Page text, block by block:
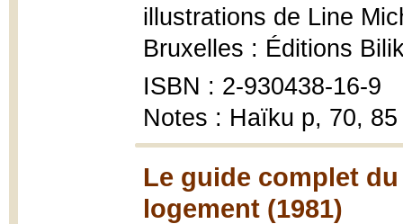
illustrations de Line
Bruxelles : Éditions
ISBN : 2-930438-16-9
Notes : Haïku p, 70, 85
Le guide complet
logement (1981)